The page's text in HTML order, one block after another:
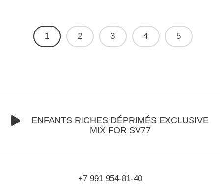
1 2 3 4 5
ENFANTS RICHES DÉPRIMÉS EXCLUSIVE
MIX FOR SV77
+7 991 954-81-40